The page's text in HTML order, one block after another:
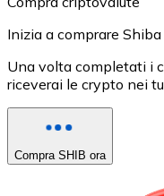
Inizia a comprare Shiba
Una volta completati i
riceverai le crypto nei
Compra SHIB ora